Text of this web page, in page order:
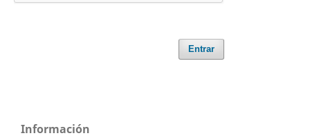
Entrar
Información